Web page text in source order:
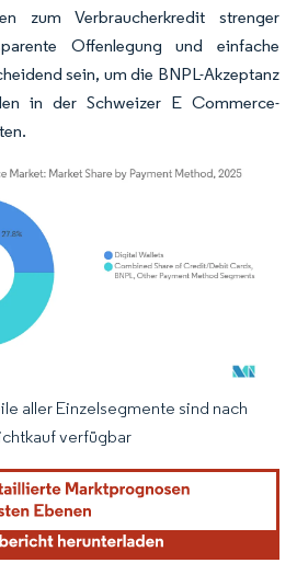
zum Verbraucherkredit strenger
Offenlegung und einfache
sein, um die BNPL-Akzeptanz
in der Schweizer E Commerce-
erfordert Namensnennung
aller Einzelsegmente sind nach
verfügbar